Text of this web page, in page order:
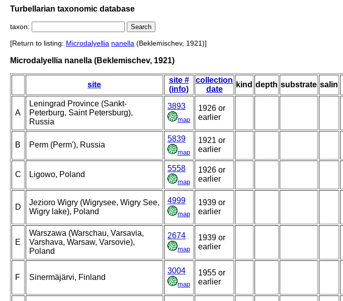
Turbellarian taxonomic database
taxon:
[Return to listing: Microdalyellia nanella (Beklemischev, 1921)]
Microdalyellia nanella (Beklemischev, 1921)
site
site #
(info)
collection
date
kind depth substrate salin
A
Leningrad Province (Sankt-
Peterburg, Saint Petersburg),
Russia
3893
map
1926 or
earlier
B Perm (Perm'), Russia
5839
map
1921 or
earlier
C Ligowo, Poland
5558
map
1926 or
earlier
D
Jezioro Wigry (Wigrysee, Wigry See,
Wigry lake), Poland
4999
map
1939 or
earlier
E
Warszawa (Warschau, Varsavia,
Varshava, Warsaw, Varsovie),
Poland
2674
map
1939 or
earlier
F Sinermäjärvi, Finland
3004
map
1955 or
earlier